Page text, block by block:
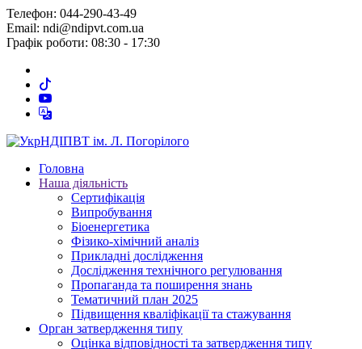
Телефон: 044-290-43-49
Email: ndi@ndipvt.com.ua
Графік роботи: 08:30 - 17:30
Головна
Наша діяльність
Сертифікація
Випробування
Біоенергетика
Фізико-хімічний аналіз
Прикладні дослідження
Дослідження технічного регулювання
Пропаганда та поширення знань
Тематичний план 2025
Підвищення кваліфікації та стажування
Орган затвердження типу
Оцінка відповідності та затвердження типу